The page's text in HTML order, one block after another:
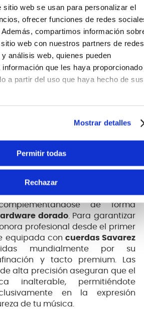
sitio web se usan para personalizar el
ofrecer funciones de redes
compartimos información
web con nuestros partners de redes
análisis web, quienes pueden
que les haya proporcionado
a partir del uso que haya hecho de sus
Mostrar detalles
Permitir todas
Rechazar
clásico planoy un ancho de
estaguitarra acústica facilita la
complejas y arpegios rápidos,
muscular en sesiones de
Es el diseño ideal para
clásica con un instrumento
precisión a cada intención del
brillante en tono natural
orgánica de sus maderas
de forma
dorado. Para garantizar
profesional desde el primer
equipada con cuerdas Savarez
mundialmente por su
y tacto premium. Las
alta precisión aseguran que el
inalterable, permitiéndote
en la expresión
de tu música.